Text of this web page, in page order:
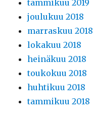
tammikuu 2019
joulukuu 2018
marraskuu 2018
lokakuu 2018
heinäkuu 2018
toukokuu 2018
huhtikuu 2018
tammikuu 2018